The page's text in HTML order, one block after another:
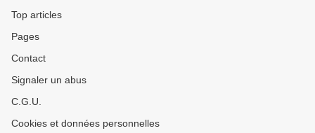
Top articles
Pages
Contact
Signaler un abus
C.G.U.
Cookies et données personnelles